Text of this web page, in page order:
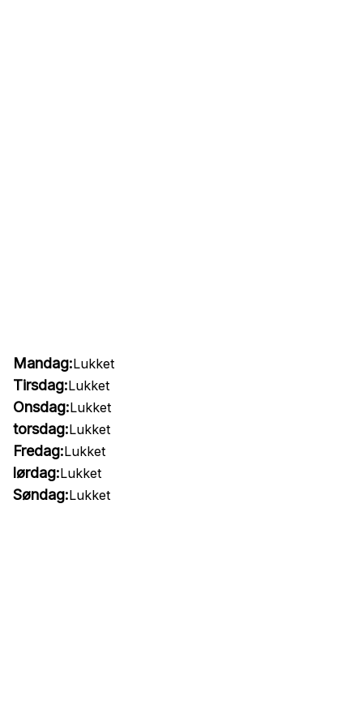
Mandag:Lukket
Tirsdag:Lukket
Onsdag:Lukket
torsdag:Lukket
Fredag:Lukket
lørdag:Lukket
Søndag:Lukket